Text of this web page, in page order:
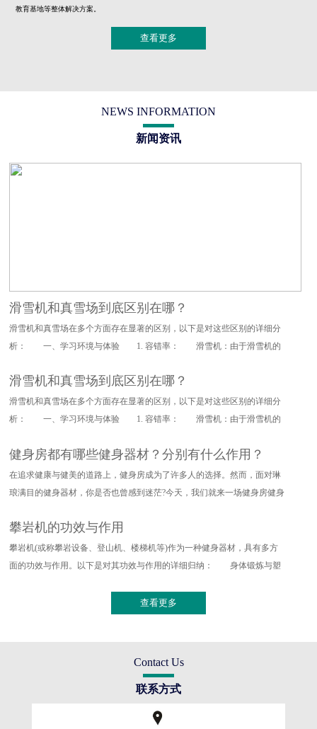
教育基地等整体解决方案。
查看更多
NEWS INFORMATION
新闻资讯
滑雪机和真雪场到底区别在哪？
雪机和真雪场在多个方面存在显著的区别，以下是对这些区别的详细分
析： 一、学习环境与体验 1. 容错率： 滑雪机：由于滑雪机的
滑雪机和真雪场到底区别在哪？
雪机和真雪场在多个方面存在显著的区别，以下是对这些区别的详细分
析： 一、学习环境与体验 1. 容错率： 滑雪机：由于滑雪机的
健身房都有哪些健身器材？分别有什么作用？
追求健康与健美的道路上，健身房成为了许多人的选择。然而，面对琳
琅满目的健身器材，你是否也曾感到迷茫?今天，我们就来一场健身房健身
攀岩机的功效与作用
岩机(或称攀岩设备、登山机、楼梯机等)作为一种健身器材，具有多方
面的功效与作用。以下是对其功效与作用的详细归纳： 身体锻炼与塑
查看更多
Contact Us
联系方式